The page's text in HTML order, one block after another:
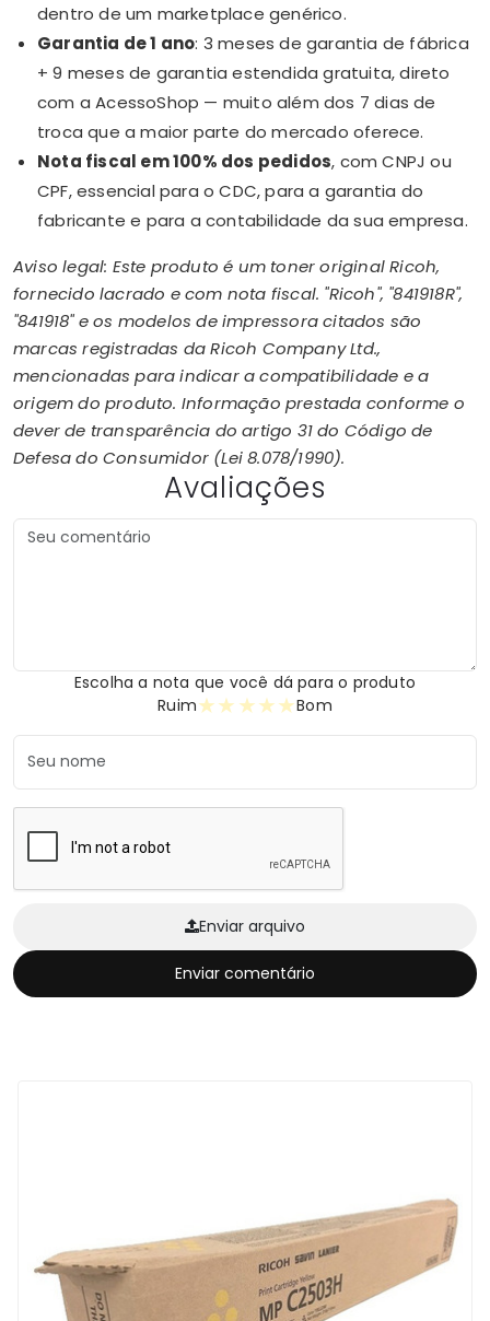
dentro de um marketplace genérico.
Garantia de 1 ano: 3 meses de garantia de fábrica
+ 9 meses de garantia estendida gratuita, direto
com a AcessoShop — muito além dos 7 dias de
troca que a maior parte do mercado oferece.
Nota fiscal em 100% dos pedidos, com CNPJ ou
CPF, essencial para o CDC, para a garantia do
fabricante e para a contabilidade da sua empresa.
Aviso legal: Este produto é um toner original Ricoh,
fornecido lacrado e com nota fiscal. "Ricoh", "841918R",
"841918" e os modelos de impressora citados são
marcas registradas da Ricoh Company Ltd.,
mencionadas para indicar a compatibilidade e a
origem do produto. Informação prestada conforme o
dever de transparência do artigo 31 do Código de
Defesa do Consumidor (Lei 8.078/1990).
Avaliações
Escolha a nota que você dá para o produto
Ruim
★
★
★
★
★ Bom
Enviar arquivo
Enviar comentário